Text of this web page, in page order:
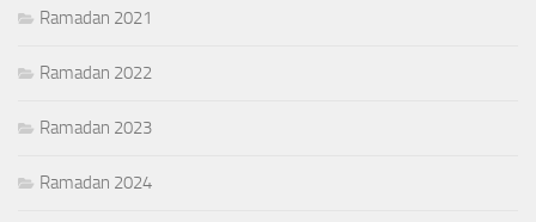
Ramadan 2021
Ramadan 2022
Ramadan 2023
Ramadan 2024